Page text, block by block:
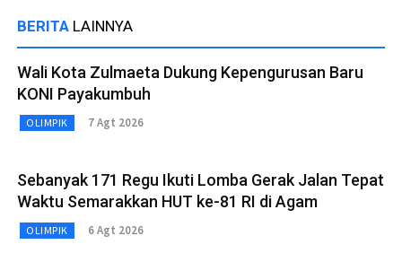
BERITA LAINNYA
Wali Kota Zulmaeta Dukung Kepengurusan Baru
KONI Payakumbuh
OLIMPIK 7 Agt 2026
Sebanyak 171 Regu Ikuti Lomba Gerak Jalan Tepat
Waktu Semarakkan HUT ke-81 RI di Agam
OLIMPIK 6 Agt 2026